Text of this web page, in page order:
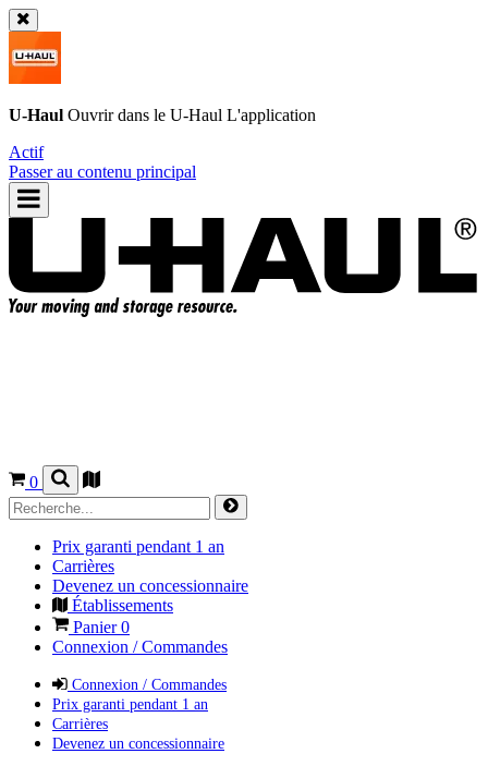
U-Haul Ouvrir dans le U-Haul L'application
Actif
Passer au contenu principal
0
Prix garanti pendant 1 an
Carrières
Devenez un concessionnaire
Établissements
Panier0
Connexion / Commandes
Connexion / Commandes
Prix garanti pendant 1 an
Carrières
Devenez un concessionnaire